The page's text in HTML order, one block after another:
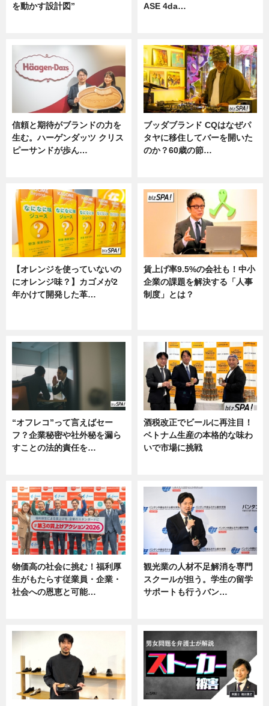
を動かす設計図”
ASE 4da…
信頼と期待がブランドの力を
生む。ハーゲンダッツ クリス
ピーサンドが歩ん…
ブッダブランド CQはなぜパ
タヤに移住してバーを開いた
のか？60歳の節…
【オレンジを使っていないの
にオレンジ味？】カゴメが2
年かけて開発した革…
賃上げ率9.5%の会社も！中小
企業の課題を解決する「人事
制度」とは？
“オフレコ”って言えばセー
フ？企業秘密や社外秘を漏ら
すことの法的責任を…
酒税改正でビールに再注目！
ベトナム生産の本格的な味わ
いで市場に挑戦
物価高の社会に挑む！福利厚
生がもたらす従業員・企業・
社会への恩恵と可能…
観光業の人材不足解消を専門
スクールが担う。学生の留学
サポートも行うバン…